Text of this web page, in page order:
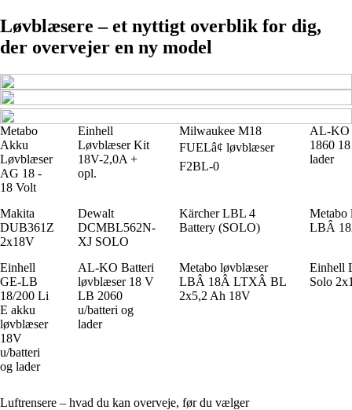
Løvblæsere – et nyttigt overblik for dig,
der overvejer en ny model
Metabo
Akku
Løvblæser
AG 18 -
18 Volt
Einhell
Løvblæser Kit
18V-2,0A +
opl.
Milwaukee M18
FUELâ¢ løvblæser
F2BL-0
AL-KO
1860
lader
Makita
DUB361Z
2x18V
Dewalt
DCMBL562N-
XJ SOLO
Kärcher LBL 4
Battery (SOLO)
Metabo
LBÂ
Einhell
GE-LB
18/200 Li
E akku
løvblæser
18V
u/batteri
og lader
AL-KO Batteri
løvblæser 18 V
LB 2060
u/batteri og
lader
Metabo løvblæser
LBÂ 18Â LTXÂ BL
2x5,2 Ah 18V
Einhell
Solo
Luftrensere – hvad du kan overveje, før du vælger